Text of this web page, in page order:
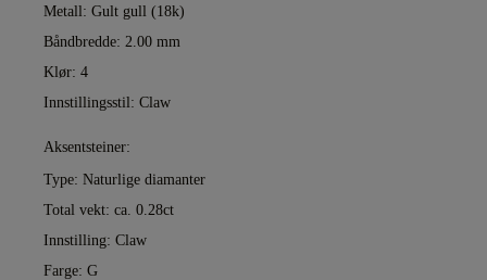
Metall: Gult gull (18k)
Båndbredde: 2.00 mm
Klør: 4
Innstillingsstil: Claw
Aksentsteiner:
Type: Naturlige diamanter
Total vekt: ca. 0.28ct
Innstilling: Claw
Farge: G